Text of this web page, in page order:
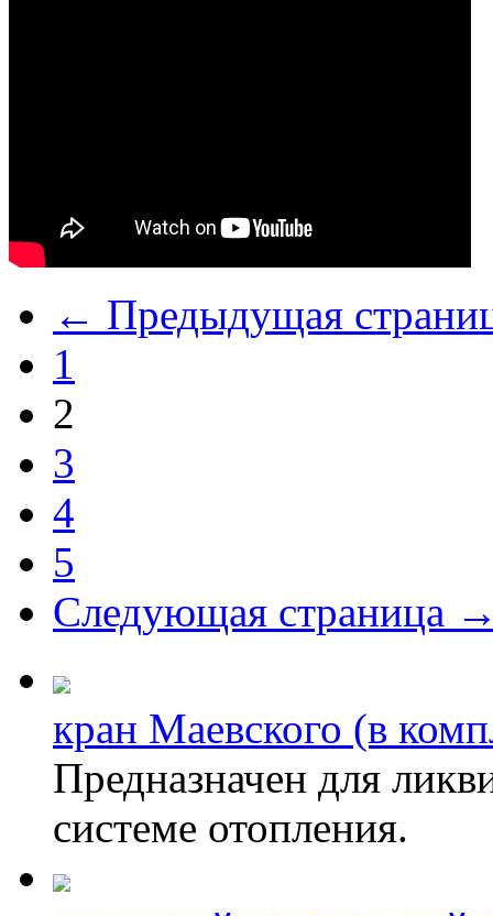
← Предыдущая
1
2
3
4
5
Следующая страница
кран Маевского (в
Предназначен для
системе отопления.